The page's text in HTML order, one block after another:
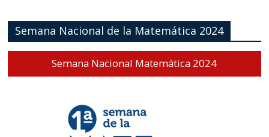
Semana Nacional de la Matemática 2024
Semana Nacional Matemática 2024